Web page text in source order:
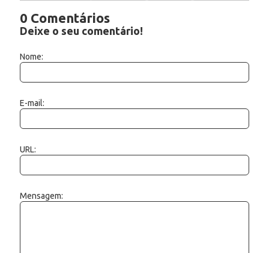
0 Comentários
Deixe o seu comentário!
Nome:
E-mail:
URL:
Mensagem: